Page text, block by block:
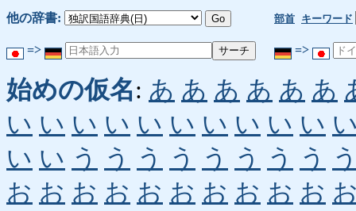
他の辞書: 部首 キーワード
=> =>
始めの仮名: あ あ あ あ あ あ
い い い い い い い い い い
い い う う う う う う う う
お お お お お お お お お お